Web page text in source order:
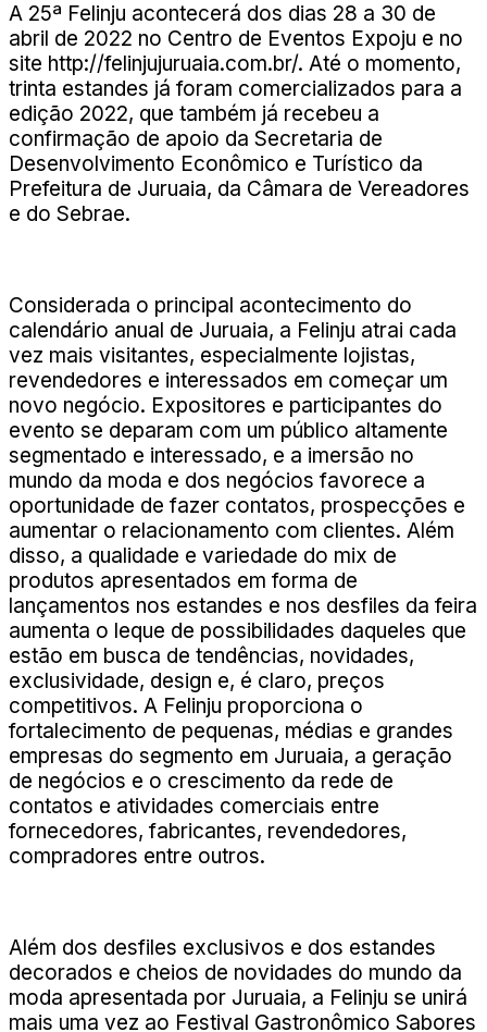
A 25ª Felinju acontecerá dos dias 28 a 30 de
abril de 2022 no Centro de Eventos Expoju e no
site http://felinjujuruaia.com.br/. Até o momento,
trinta estandes já foram comercializados para a
edição 2022, que também já recebeu a
confirmação de apoio da Secretaria de
Desenvolvimento Econômico e Turístico da
Prefeitura de Juruaia, da Câmara de Vereadores
e do Sebrae.
Considerada o principal acontecimento do
calendário anual de Juruaia, a Felinju atrai cada
vez mais visitantes, especialmente lojistas,
revendedores e interessados em começar um
novo negócio. Expositores e participantes do
evento se deparam com um público altamente
segmentado e interessado, e a imersão no
mundo da moda e dos negócios favorece a
oportunidade de fazer contatos, prospecções e
aumentar o relacionamento com clientes. Além
disso, a qualidade e variedade do mix de
produtos apresentados em forma de
lançamentos nos estandes e nos desfiles da feira
aumenta o leque de possibilidades daqueles que
estão em busca de tendências, novidades,
exclusividade, design e, é claro, preços
competitivos. A Felinju proporciona o
fortalecimento de pequenas, médias e grandes
empresas do segmento em Juruaia, a geração
de negócios e o crescimento da rede de
contatos e atividades comerciais entre
fornecedores, fabricantes, revendedores,
compradores entre outros.
Além dos desfiles exclusivos e dos estandes
decorados e cheios de novidades do mundo da
moda apresentada por Juruaia, a Felinju se unirá
mais uma vez ao Festival Gastronômico Sabores